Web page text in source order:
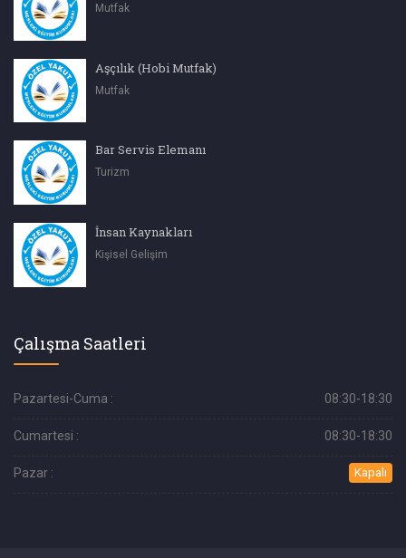
Mutfak
Aşçılık (Hobi Mutfak)
Mutfak
Bar Servis Elemanı
Turizm
İnsan Kaynakları
Kişisel Gelişim
Çalışma Saatleri
Pazartesi-Cuma : 08:30-18:30
Cumartesi : 08:30-18:30
Pazar : Kapalı